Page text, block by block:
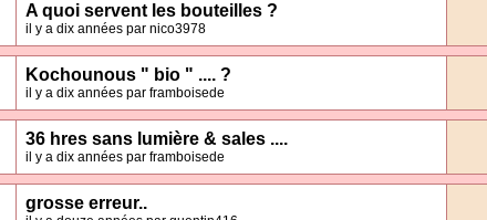
A quoi servent les bouteilles ?
il y a dix années par nico3978
Kochounous " bio " .... ?
il y a dix années par framboisede
36 hres sans lumière & sales ....
il y a dix années par framboisede
grosse erreur..